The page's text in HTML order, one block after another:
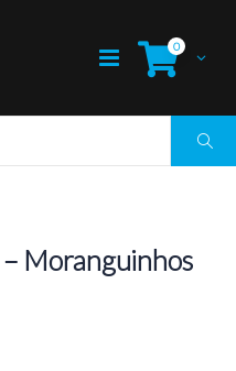
0
Moranguinhos